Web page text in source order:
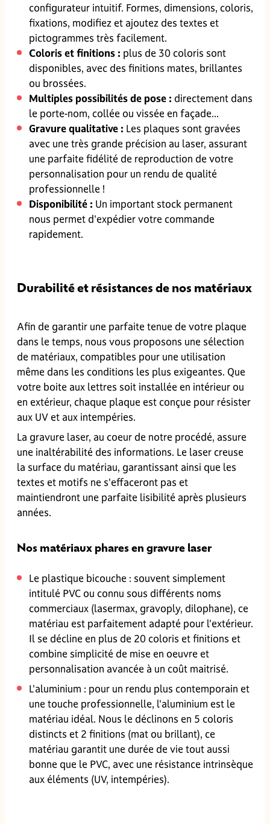
configurateur intuitif. Formes, dimensions, coloris,
fixations, modifiez et ajoutez des textes et
pictogrammes très facilement.
Coloris et finitions : plus de 30 coloris sont
disponibles, avec des finitions mates, brillantes
ou brossées.
Multiples possibilités de pose : directement dans
le porte-nom, collée ou vissée en façade...
Gravure qualitative : Les plaques sont gravées
avec une très grande précision au laser, assurant
une parfaite fidélité de reproduction de votre
personnalisation pour un rendu de qualité
professionnelle !
Disponibilité : Un important stock permanent
nous permet d'expédier votre commande
rapidement.
Durabilité et résistances de nos matériaux
Afin de garantir une parfaite tenue de votre plaque
dans le temps, nous vous proposons une sélection
de matériaux, compatibles pour une utilisation
même dans les conditions les plus exigeantes. Que
votre boite aux lettres soit installée en intérieur ou
en extérieur, chaque plaque est conçue pour résister
aux UV et aux intempéries.
La gravure laser, au coeur de notre procédé, assure
une inaltérabilité des informations. Le laser creuse
la surface du matériau, garantissant ainsi que les
textes et motifs ne s'effaceront pas et
maintiendront une parfaite lisibilité après plusieurs
années.
Nos matériaux phares en gravure laser
Le plastique bicouche : souvent simplement
intitulé PVC ou connu sous différents noms
commerciaux (lasermax, gravoply, dilophane), ce
matériau est parfaitement adapté pour l'extérieur.
Il se décline en plus de 20 coloris et finitions et
combine simplicité de mise en oeuvre et
personnalisation avancée à un coût maitrisé.
L'aluminium : pour un rendu plus contemporain et
une touche professionnelle, l'aluminium est le
matériau idéal. Nous le déclinons en 5 coloris
distincts et 2 finitions (mat ou brillant), ce
matériau garantit une durée de vie tout aussi
bonne que le PVC, avec une résistance intrinsèque
aux éléments (UV, intempéries).